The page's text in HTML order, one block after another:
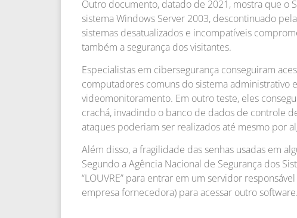
Outro documento, datado de 2021, mostra que o
sistema Windows Server 2003, descontinuado
sistemas desatualizados e incompatíveis
também a segurança dos visitantes.
Especialistas em cibersegurança conseguiram
computadores comuns do sistema administrativo
videomonitoramento. Em outro teste, eles
crachá, invadindo o banco de dados de controle
ataques poderiam ser realizados até mesmo por
Além disso, a fragilidade das senhas usadas em
Segundo a Agência Nacional de Segurança dos
“LOUVRE” para entrar em um servidor
empresa fornecedora) para acessar outro software.